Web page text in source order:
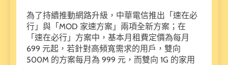
為了持續推動網路升級，中華電信推出「速在必
行」與「MOD 家速方案」兩項全新方案；在
「速在必行」方案中，基本月租費定價為每月
699 元起，若針對高頻寬需求的用戶，雙向
500M 的方案每月為 999 元，而雙向 1G 的家用